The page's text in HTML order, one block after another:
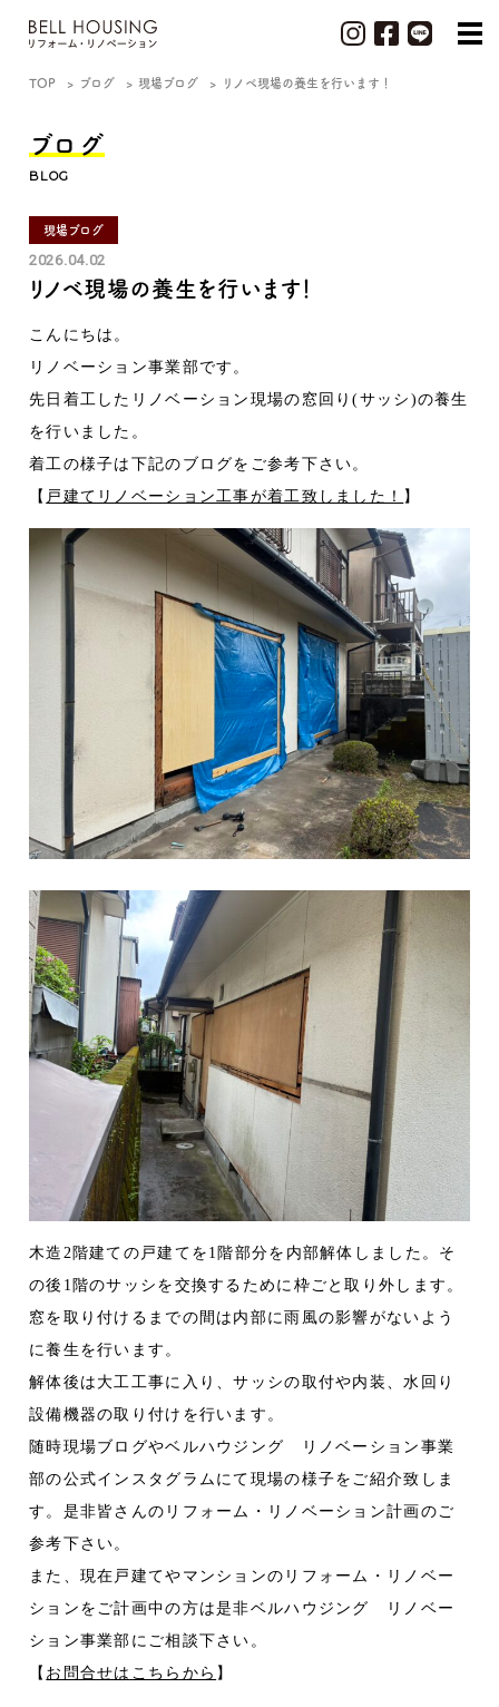
TOP ブログ 現場ブログ リノベ現場の養生を行います！
ブログ
BLOG
現場ブログ
2026.04.02
リノベ現場の養生を行います！
こんにちは。
リノベーション事業部です。
先日着工したリノベーション現場の窓回り(サッシ)の養生
を行いました。
着工の様子は下記のブログをご参考下さい。
【 戸建てリノベーション工事が着工致しました！ 】
木造2階建ての戸建てを1階部分を内部解体しました。そ
の後1階のサッシを交換するために枠ごと取り外します。
窓を取り付けるまでの間は内部に雨風の影響がないよう
に養生を行います。
解体後は大工工事に入り、サッシの取付や内装、水回り
設備機器の取り付けを行います。
随時現場ブログやベルハウジング リノベーション事業
部の公式インスタグラムにて現場の様子をご紹介致しま
す。是非皆さんのリフォーム・リノベーション計画のご
参考下さい。
また、現在戸建てやマンションのリフォーム・リノベー
ションをご計画中の方は是非ベルハウジング リノベー
ション事業部にご相談下さい。
【 お問合せはこちらから 】